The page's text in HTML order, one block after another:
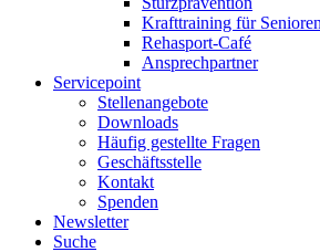
Krafttraining für Senioren
Rehasport-Café
Ansprechpartner
Servicepoint
Stellenangebote
Downloads
Häufig gestellte Fragen
Geschäftsstelle
Kontakt
Spenden
Newsletter
Suche